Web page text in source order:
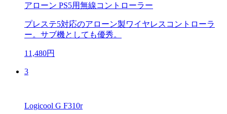
アローン PS5用無線コントローラー
プレステ5対応のアローン製ワイヤレスコントローラ
ー。サブ機としても優秀。
11,480円
3
Logicool G F310r